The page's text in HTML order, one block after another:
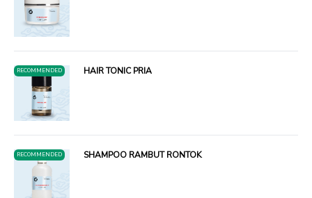
RECOMMENDED HAIR TONIC PRIA
RECOMMENDED SHAMPOO RAMBUT RONTOK